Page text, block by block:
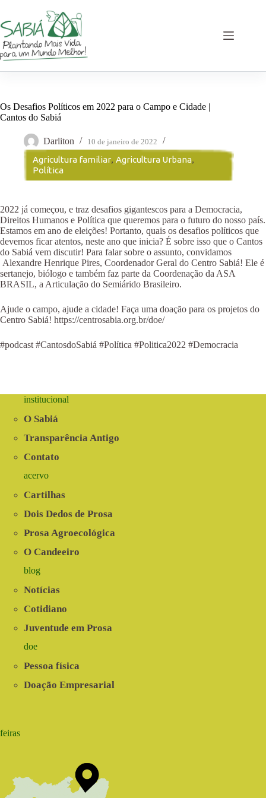
o
conteúdo
Os Desafios Políticos em 2022 para o Campo e Cidade |
Cantos do Sabiá
Darliton 10 de janeiro de 2022
Agricultura familiar, Agricultura Urbana,
Política
2022 já começou, e traz desafios gigantescos para a Democracia,
Direitos Humanos e Política que queremos para o futuro do nosso país.
Estamos em ano de eleições! Portanto, quais os desafios políticos que
devemos ficar atentos, neste ano que inicia? É sobre isso que o Cantos
do Sabiá vem discutir! Para falar sobre o assunto, convidamos
Alexandre Henrique Pires, Coordenador Geral do Centro Sabiá! Ele é
sertanejo, biólogo e também faz parte da Coordenação da ASA
BRASIL, a Articulação do Semiárido Brasileiro.
Ajude o campo, ajude a cidade! Faça uma doação para os projetos do
Centro Sabiá! https://centrosabia.org.br/doe/
#podcast #CantosdoSabiá #Política #Politica2022 #Democracia
institucional
O Sabiá
Transparência Antigo
Contato
acervo
Cartilhas
Dois Dedos de Prosa
Prosa Agroecológica
O Candeeiro
blog
Notícias
Cotidiano
Juventude em Prosa
doe
Pessoa física
Doação Empresarial
feiras